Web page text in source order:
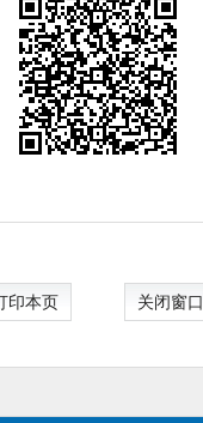
印本页 关闭窗口